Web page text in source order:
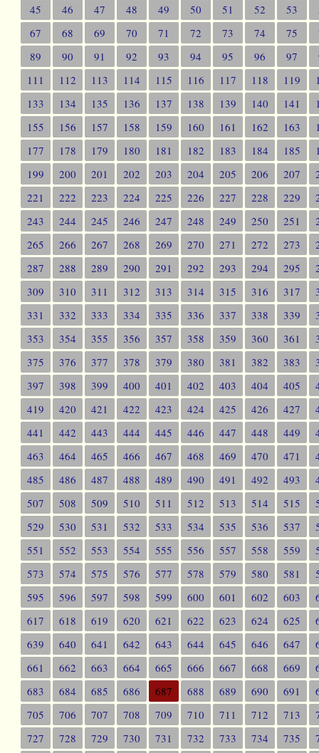
45
46 47 48 49 50 51 52 53
67
68 69 70 71 72 73 74 75
89
90 91 92 93 94 95 96 97
111
112 113 114 115 116 117 118 119
133
134 135 136 137 138 139 140 141
155
156 157 158 159 160 161 162 163
177
178 179 180 181 182 183 184 185
199
200 201 202 203 204 205 206 207
221
222 223 224 225 226 227 228 229
243
244 245 246 247 248 249 250 251
265
266 267 268 269 270 271 272 273
287
288 289 290 291 292 293 294 295
309
310 311 312 313 314 315 316 317
331
332 333 334 335 336 337 338 339
353
354 355 356 357 358 359 360 361
375
376 377 378 379 380 381 382 383
397
398 399 400 401 402 403 404 405
419
420 421 422 423 424 425 426 427
441
442 443 444 445 446 447 448 449
463
464 465 466 467 468 469 470 471
485
486 487 488 489 490 491 492 493
507
508 509 510 511 512 513 514 515
529
530 531 532 533 534 535 536 537
551
552 553 554 555 556 557 558 559
573
574 575 576 577 578 579 580 581
595
596 597 598 599 600 601 602 603
617
618 619 620 621 622 623 624 625
639
640 641 642 643 644 645 646 647
661
662 663 664 665 666 667 668 669
683
684 685 686 687 688 689 690 691
705
706 707 708 709 710 711 712 713
727
728 729 730 731 732 733 734 735